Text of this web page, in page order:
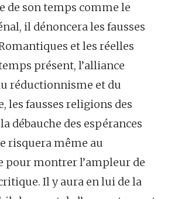
de son temps comme le
il dénoncera les fausses
et les réelles
présent, l’alliance
réductionnisme et du
les fausses religions des
débauche des espérances
risquera même au
pour montrer l’ampleur de
Il y aura en lui de la